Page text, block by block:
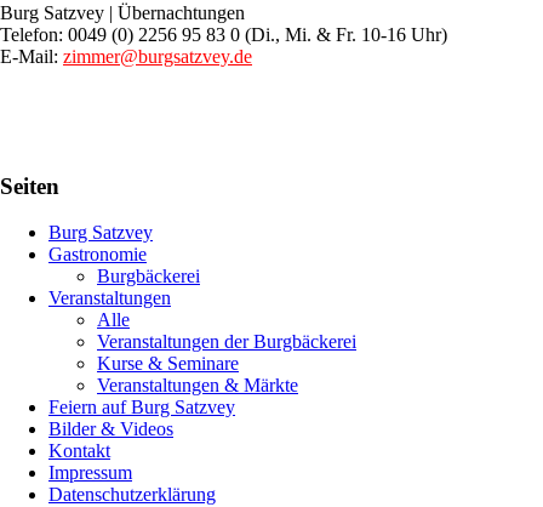
Burg Satzvey | Übernachtungen
Telefon: 0049 (0) 2256 95 83 0 (Di., Mi. & Fr. 10-16 Uhr)
E-Mail: zimmer@burgsatzvey.de
Seiten
Burg Satzvey
Gastronomie
Burgbäckerei
Veranstaltungen
Alle
Veranstaltungen der Burgbäckerei
Kurse & Seminare
Veranstaltungen & Märkte
Feiern auf Burg Satzvey
Bilder & Videos
Kontakt
Impressum
Datenschutzerklärung